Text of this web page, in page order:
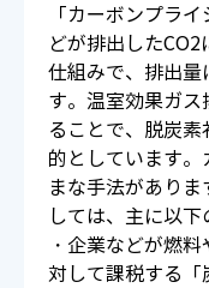
「カーボンプラ
どが排出した
仕組みで、排出量
す。温室効果ガ
ることで、脱炭
的としています
まな手法があり
しては、主に以下
・企業などが燃
対して課税する「